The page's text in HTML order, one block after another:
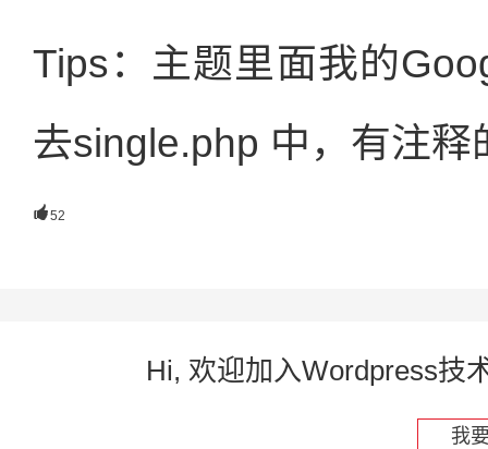
Tips：主题里面我的
去single.php 中，有注释
52
Hi, 欢迎加入Wordpress技
我